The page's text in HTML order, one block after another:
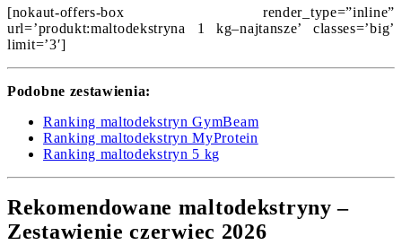
[nokaut-offers-box render_type=”inline”
url=’produkt:maltodekstryna 1 kg–najtansze’ classes=’big’
limit=’3′]
Podobne zestawienia:
Ranking maltodekstryn GymBeam
Ranking maltodekstryn MyProtein
Ranking maltodekstryn 5 kg
Rekomendowane maltodekstryny –
Zestawienie czerwiec 2026